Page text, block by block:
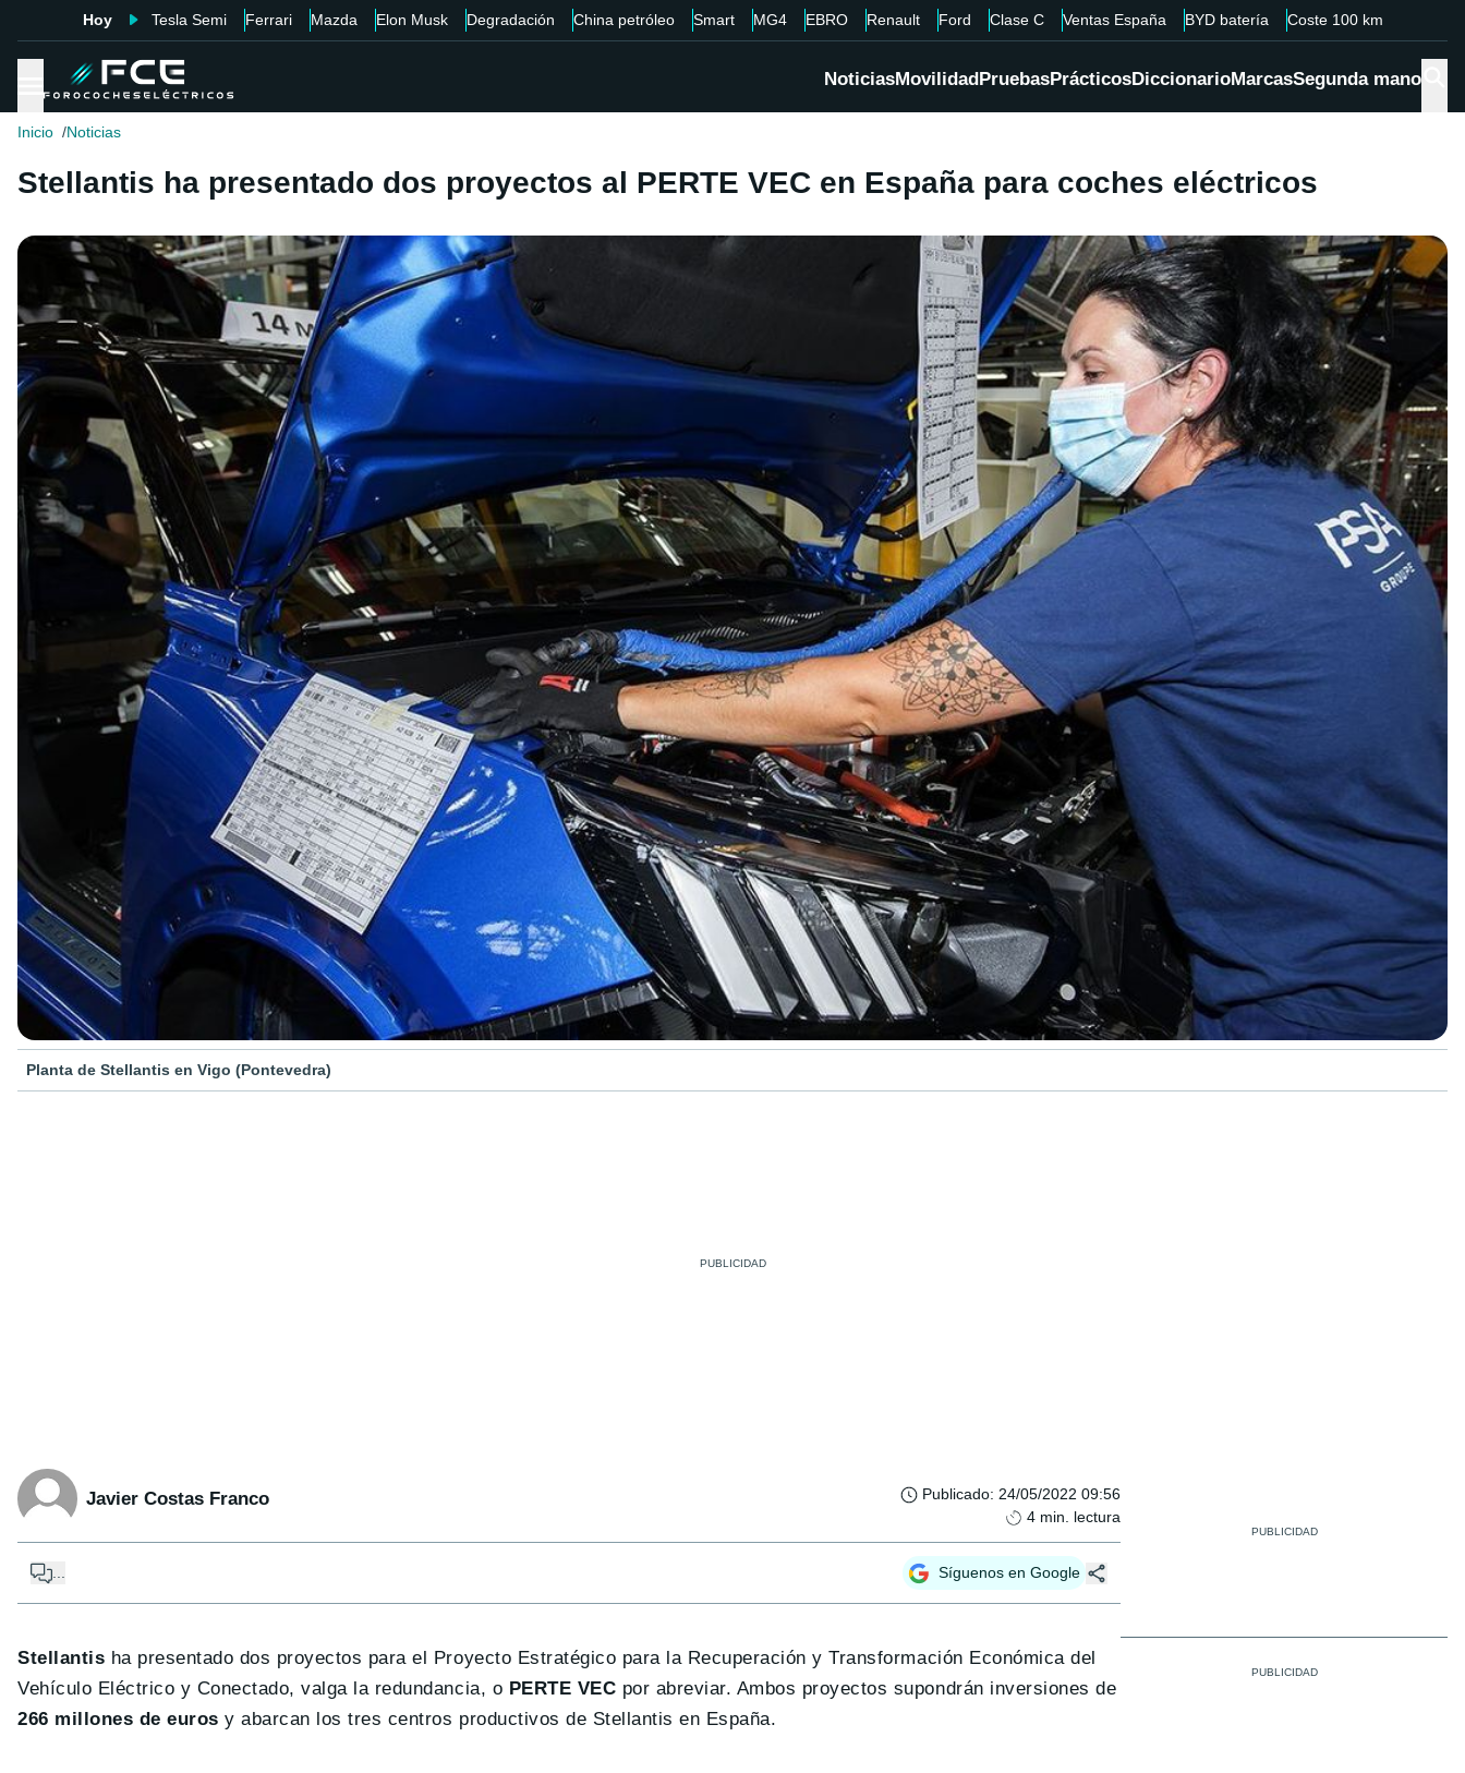
Hoy Tesla Semi Ferrari Mazda Elon Musk Degradación China petróleo Smart MG4 EBRO Renault Ford Clase C Ventas España BYD batería Coste 100 km
NoticiasMovilidadPruebasPrácticosDiccionarioMarcasSegunda mano
Inicio Noticias
Stellantis ha presentado dos proyectos al PERTE VEC en España para coches eléctricos
Planta de Stellantis en Vigo (Pontevedra)
Javier Costas Franco Publicado: 24/05/2022 09:56
4 min. lectura
... Síguenos en Google
Stellantis ha presentado dos proyectos para el Proyecto Estratégico para la Recuperación y Transformación Económica del
Vehículo Eléctrico y Conectado, valga la redundancia, o PERTE VEC por abreviar. Ambos proyectos supondrán inversiones de
266 millones de euros y abarcan los tres centros productivos de Stellantis en España.